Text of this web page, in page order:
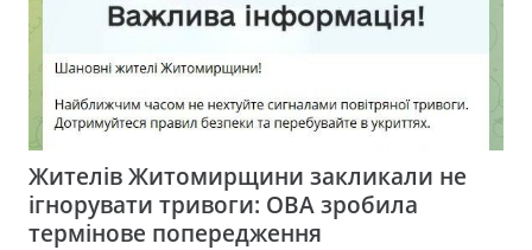
Жителів Житомирщини закликали не
ігнорувати тривоги: ОВА зробила
термінове попередження